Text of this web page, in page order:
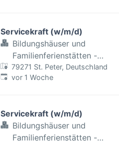
Servicekraft (w/m/d)
Bildungshäuser und
Familienferienstätten -
Erzdiözese Freiburg
79271 St. Peter, Deutschland
Veröffentlicht:
vor 1 Woche
Servicekraft (w/m/d)
Bildungshäuser und
Familienferienstätten -